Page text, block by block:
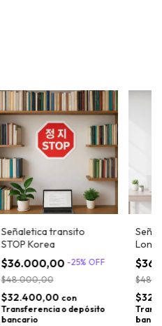
Señaletica transito
STOP Korea
$36.000,00 -25% OFF
$48.000,00
$32.400,00 con
Transferencia o depósito
bancario